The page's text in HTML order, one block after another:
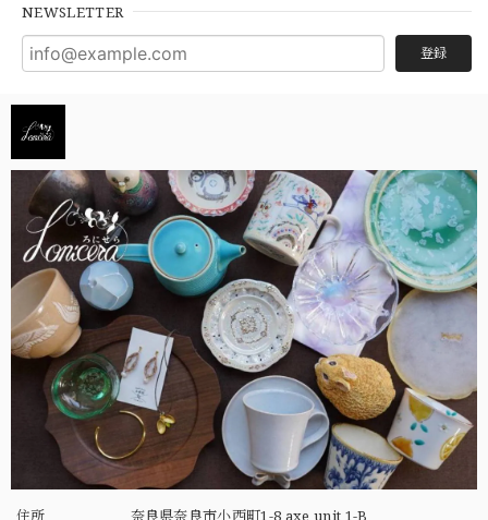
NEWSLETTER
登録
住所 奈良県奈良市小西町1-8 axe unit 1-B